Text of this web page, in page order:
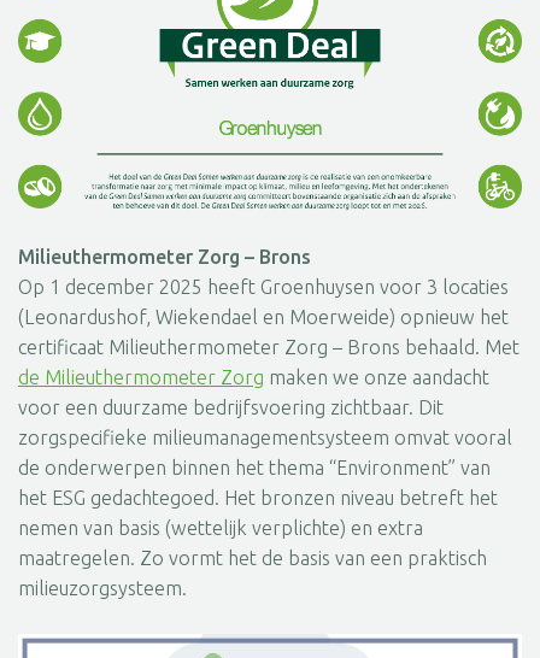
Milieuthermometer Zorg – Brons
Op 1 december 2025 heeft Groenhuysen voor 3 locaties
(Leonardushof, Wiekendael en Moerweide) opnieuw het
certificaat Milieuthermometer Zorg – Brons behaald. Met
de Milieuthermometer Zorg maken we onze aandacht
voor een duurzame bedrijfsvoering zichtbaar. Dit
zorgspecifieke milieumanagementsysteem omvat vooral
de onderwerpen binnen het thema “Environment” van
het ESG gedachtegoed. Het bronzen niveau betreft het
nemen van basis (wettelijk verplichte) en extra
maatregelen. Zo vormt het de basis van een praktisch
milieuzorgsysteem.